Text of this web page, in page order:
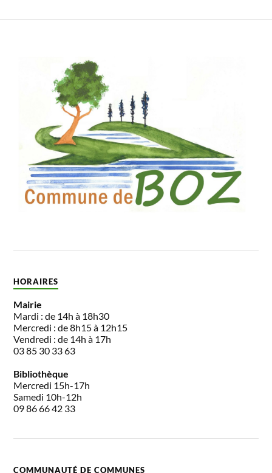
HORAIRES
Mairie
Mardi : de 14h à 18h30
Mercredi : de 8h15 à 12h15
Vendredi : de 14h à 17h
03 85 30 33 63
Bibliothèque
Mercredi 15h-17h
Samedi 10h-12h
09 86 66 42 33
COMMUNAUTÉ DE COMMUNES